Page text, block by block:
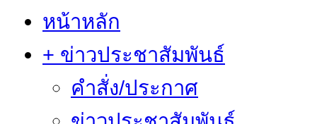
หน้าหลัก
+ ข่าวประชาสัมพันธ์
คำสั่ง/ประกาศ